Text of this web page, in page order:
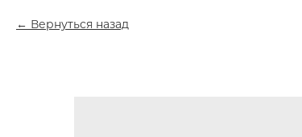
Вернуться назад